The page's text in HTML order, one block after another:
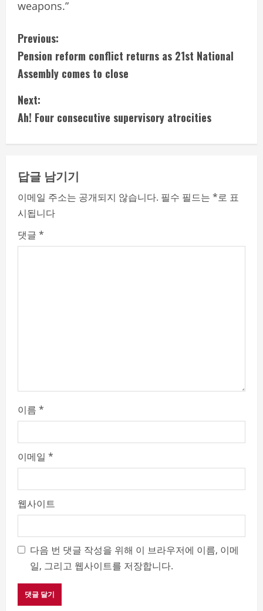
weapons.”
C
o
n
t
i
u
e
R
g
Previous:
Pension reform conflict returns as 21st National
Assembly comes to close
Next:
Ah! Four consecutive supervisory atrocities
답글 남기기
이메일 주소는 공개되지 않습니다. 필수 필드는 *로 표
시됩니다
댓글 *
이름 *
이메일 *
웹사이트
다음 번 댓글 작성을 위해 이 브라우저에 이름, 이메
일, 그리고 웹사이트를 저장합니다.